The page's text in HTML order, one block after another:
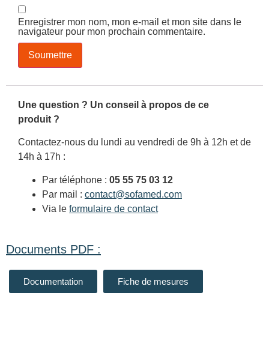
Enregistrer mon nom, mon e-mail et mon site dans le
navigateur pour mon prochain commentaire.
Une question ? Un conseil à propos de ce
produit ?
Contactez-nous du lundi au vendredi de 9h à 12h et de
14h à 17h :
Par téléphone : 05 55 75 03 12
Par mail : contact@sofamed.com
Via le formulaire de contact
Documents PDF :
Documentation Fiche de mesures